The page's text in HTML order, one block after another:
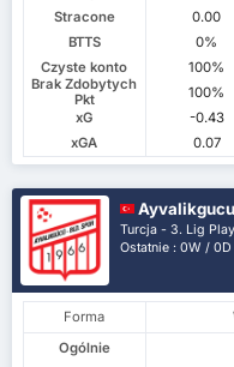
Stracone
0.00
BTTS
0%
Czyste konto
100%
Brak Zdobytych
Pkt
100%
xG
-0.43
xGA
0.07
Turcja - 3. Lig
Ostatnie : 0W /
Forma
Ogólnie